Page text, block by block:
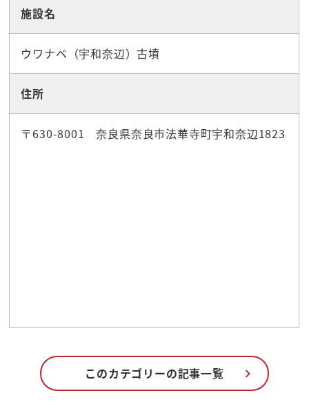
施設名
ウワナベ（宇和奈辺）古墳
住所
〒630-8001 奈良県奈良市法華寺町宇和奈辺1823
このカテゴリーの記事一覧